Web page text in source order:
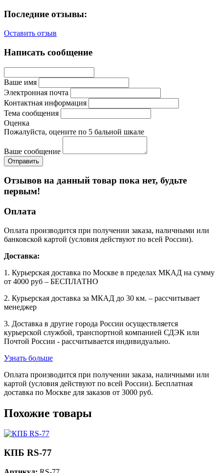
Последние отзывы:
Оставить отзыв
Написать сообщение
Ваше имя
Электронная почта
Контактная информация
Тема сообщения
Оценка
Пожалуйста, оцените по 5 бальной шкале
Ваше сообщение
Отзывов на данный товар пока нет, будьте
первым!
Оплата
Оплата производится при получении заказа, наличными или
банковской картой (условия действуют по всей России).
Доставка:
1. Курьерская доставка по Москве в пределах МКАД на сумму
от 4000 руб – БЕСПЛАТНО
2. Курьерская доставка за МКАД до 30 км. – рассчитывает
менеджер
3. Доставка в другие города России осуществляется
курьерской службой, транспортной компанией СДЭК или
Почтой России - рассчитывается индивидуально.
Узнать больше
Оплата производится при получении заказа, наличными или
картой (условия действуют по всей России). Бесплатная
доставка по Москве для заказов от 3000 руб.
Похожие товары
КПБ RS-77